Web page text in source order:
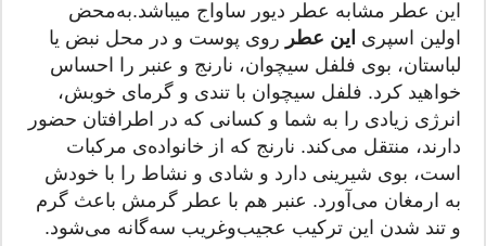
این عطر مشابه عطر دیور ساواج میباشد.به‌محض
اولین اسپری این عطر روی پوست و در محل نبض یا
لباستان، بوی فلفل سیچوان، نارنج و عنبر را احساس
خواهید کرد. فلفل سیچوان با تندی و گرمای خوبش،
انرژی زیادی را به شما و کسانی که در اطرافتان حضور
دارند، منتقل می‌کند. نارنج که از خانواده‌ی مرکبات
است، بوی شیرینی دارد و شادی و نشاط را با خودش
به ارمغان می‌آورد. عنبر هم با عطر گرمش باعث گرم
و تند شدن این ترکیب عجیب‌وغریب سه‌گانه می‌شود.